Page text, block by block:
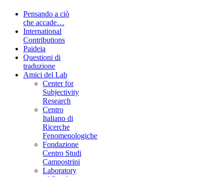
Pensando a ciò
che accade…
International
Contributions
Paideia
Questioni di
traduzione
Amici del Lab
Center for
Subjectivity
Research
Centro
Italiano di
Ricerche
Fenomenologiche
Fondazione
Centro Studi
Campostrini
Laboratory